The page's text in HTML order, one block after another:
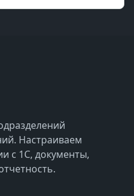
Настраиваем
с 1С, документы,